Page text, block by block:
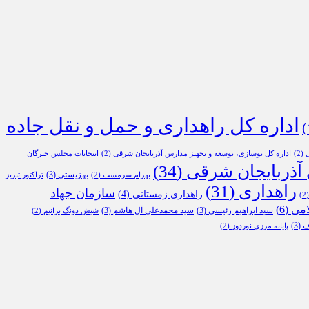
اداره کل راهداری و حمل و نقل جاده
(2) اداره کل نوسازی، توسعه و تجهیز مدارس آذربایجان شرقی (2) انتخابات مجلس خبرگان
آذربایجان شرقی (34) بهرام سرمست (2) بهزیستی (3) تراکتور تبریز
راهداری (31) راهداری زمستانی (4) سازمان جهاد
(6) سید ابراهیم رئیسی (3) سید محمدعلی آل هاشم (3) شیش دونگ برانیم (2)
(3) پایانه مرزی نوردوز (2)